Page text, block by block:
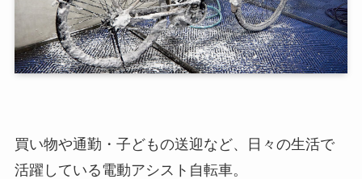
買い物や通勤・子どもの送迎など、日々の生活で
活躍している電動アシスト自転車。